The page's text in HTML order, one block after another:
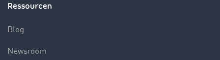
Ressourcen
Blog
Newsroom